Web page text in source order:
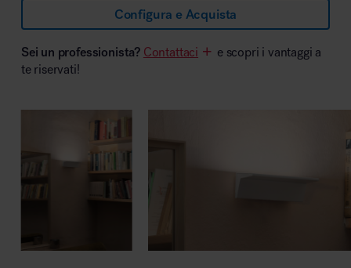
MillerKnoll
Configura e Acquista
Sei un professionista? Contattaci
e scopri i vantaggi a
te riservati!